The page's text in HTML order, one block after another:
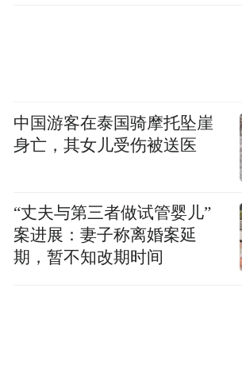
中国游客在泰国骑摩托坠崖
身亡，其女儿受伤被送医
“丈夫与第三者做试管婴儿”
案进展：妻子称离婚案延
期，暂不知改期时间